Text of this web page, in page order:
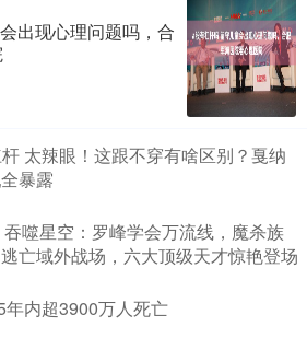
出现心理问题吗，合
太辣眼！这跟不穿有啥区别？戛纳
暴露
噬星空：罗峰学会万流线，魔杀族
亡域外战场，六大顶级天才惊艳登场
内超3900万人死亡